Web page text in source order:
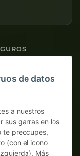
de datos
a nuestros
sus garras en los
te preocupes,
(con el icono
Más